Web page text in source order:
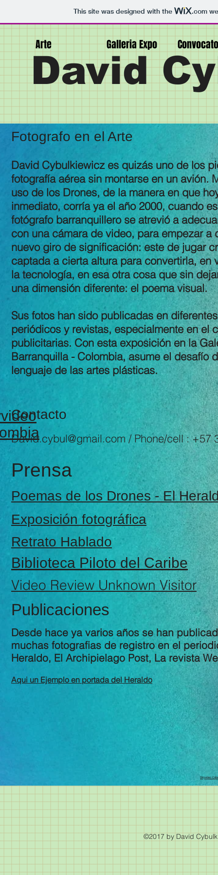
This site was designed with the .com
Arte Galleria Expo
David
Fotografo en el Arte
David Cybulkiewicz es quizás uno de los
fotografía aérea sin montarse en un avión.
uso de los Drones, de la manera en que
inmediato, corría ya el año 2000, cuando
fotógrafo barranquillero se atrevió a
con una cámara de video, para empezar
nuevo giro de significación: este de jugar
captada a cierta altura para convertirla, en
la tecnología, en esa otra cosa que sin
una dimensión diferente: el poema visual.
Sus fotos han sido publicadas en
periódicos y revistas, especialmente en el
publicitarias. Con esta exposición en la
Barranquilla - Colombia, asume el desafío
lenguaje de las artes plásticas.
Contacto
David.cybul@gmail.com / Phone/cell : +57
Prensa
Poemas de los Drones - El
Exposición fotográfica
Retrato Hablado
Biblioteca Piloto del Caribe
Video Review Unknown Visitor
Publicaciones
Desde hace ya varios años se han
muchas fotografias de registro en el
Heraldo, El Archipielago Post, La revista
Aqui un Ejemplo en portada del Heraldo
Skyvideo
©2017 by David